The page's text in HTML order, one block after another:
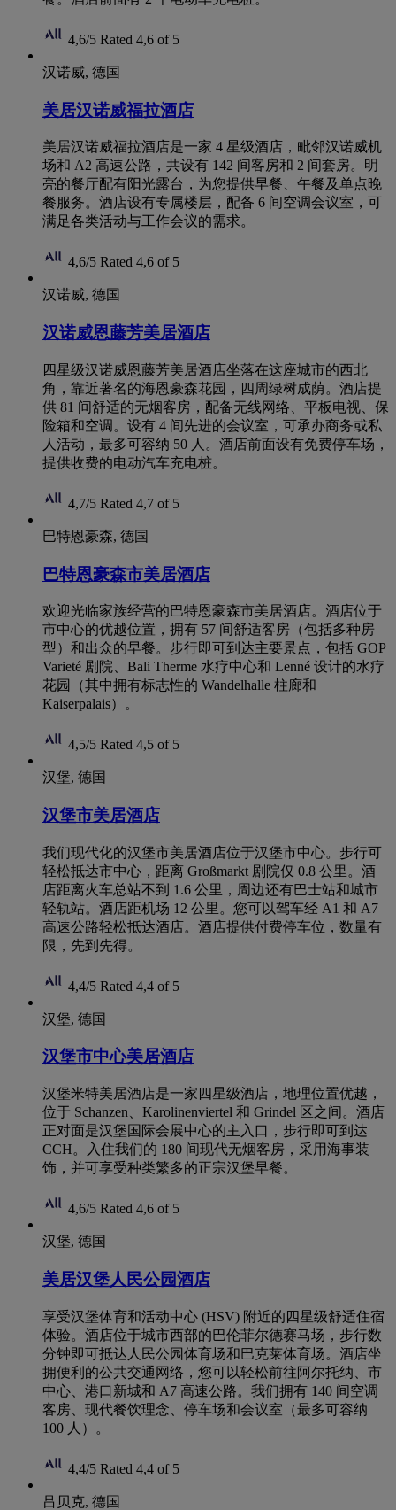
4,6/5 Rated 4,6 of 5
汉诺威, 德国
美居汉诺威福拉酒店
美居汉诺威福拉酒店是一家 4 星级酒店，毗邻汉诺威机
场和 A2 高速公路，共设有 142 间客房和 2 间套房。明
亮的餐厅配有阳光露台，为您提供早餐、午餐及单点晚
餐服务。酒店设有专属楼层，配备 6 间空调会议室，可
满足各类活动与工作会议的需求。
4,6/5 Rated 4,6 of 5
汉诺威, 德国
汉诺威恩藤芳美居酒店
四星级汉诺威恩藤芳美居酒店坐落在这座城市的西北
角，靠近著名的海恩豪森花园，四周绿树成荫。酒店提
供 81 间舒适的无烟客房，配备无线网络、平板电视、保
险箱和空调。设有 4 间先进的会议室，可承办商务或私
人活动，最多可容纳 50 人。酒店前面设有免费停车场，
提供收费的电动汽车充电桩。
4,7/5 Rated 4,7 of 5
巴特恩豪森, 德国
巴特恩豪森市美居酒店
欢迎光临家族经营的巴特恩豪森市美居酒店。酒店位于
市中心的优越位置，拥有 57 间舒适客房（包括多种房
型）和出众的早餐。步行即可到达主要景点，包括 GOP
Varieté 剧院、Bali Therme 水疗中心和 Lenné 设计的水疗
花园（其中拥有标志性的 Wandelhalle 柱廊和
Kaiserpalais）。
4,5/5 Rated 4,5 of 5
汉堡, 德国
汉堡市美居酒店
我们现代化的汉堡市美居酒店位于汉堡市中心。步行可
轻松抵达市中心，距离 Großmarkt 剧院仅 0.8 公里。酒
店距离火车总站不到 1.6 公里，周边还有巴士站和城市
轻轨站。酒店距机场 12 公里。您可以驾车经 A1 和 A7
高速公路轻松抵达酒店。酒店提供付费停车位，数量有
限，先到先得。
4,4/5 Rated 4,4 of 5
汉堡, 德国
汉堡市中心美居酒店
汉堡米特美居酒店是一家四星级酒店，地理位置优越，
位于 Schanzen、Karolinenviertel 和 Grindel 区之间。酒店
正对面是汉堡国际会展中心的主入口，步行即可到达
CCH。入住我们的 180 间现代无烟客房，采用海事装
饰，并可享受种类繁多的正宗汉堡早餐。
4,6/5 Rated 4,6 of 5
汉堡, 德国
美居汉堡人民公园酒店
享受汉堡体育和活动中心 (HSV) 附近的四星级舒适住宿
体验。酒店位于城市西部的巴伦菲尔德赛马场，步行数
分钟即可抵达人民公园体育场和巴克莱体育场。酒店坐
拥便利的公共交通网络，您可以轻松前往阿尔托纳、市
中心、港口新城和 A7 高速公路。我们拥有 140 间空调
客房、现代餐饮理念、停车场和会议室（最多可容纳
100 人）。
4,4/5 Rated 4,4 of 5
吕贝克, 德国